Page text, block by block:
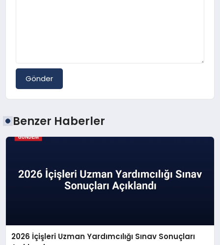
Gönder
Benzer Haberler
2026 İçişleri Uzman Yardımcılığı Sınav Sonuçları